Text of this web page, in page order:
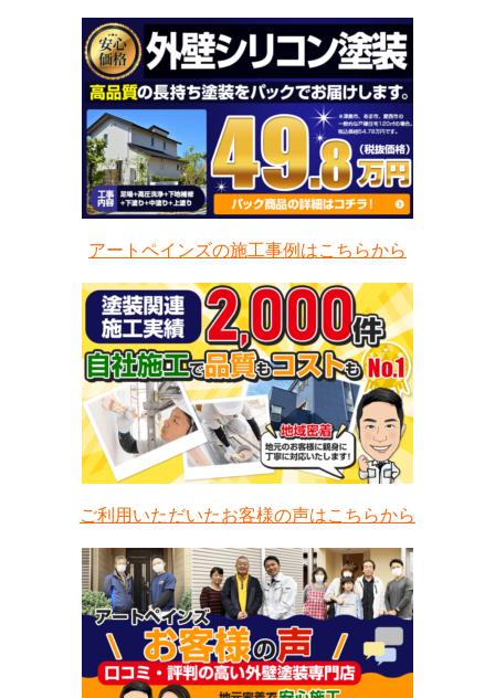
アートペインズの施工事例はこちらから
ご利用いただいたお客様の声はこちらから